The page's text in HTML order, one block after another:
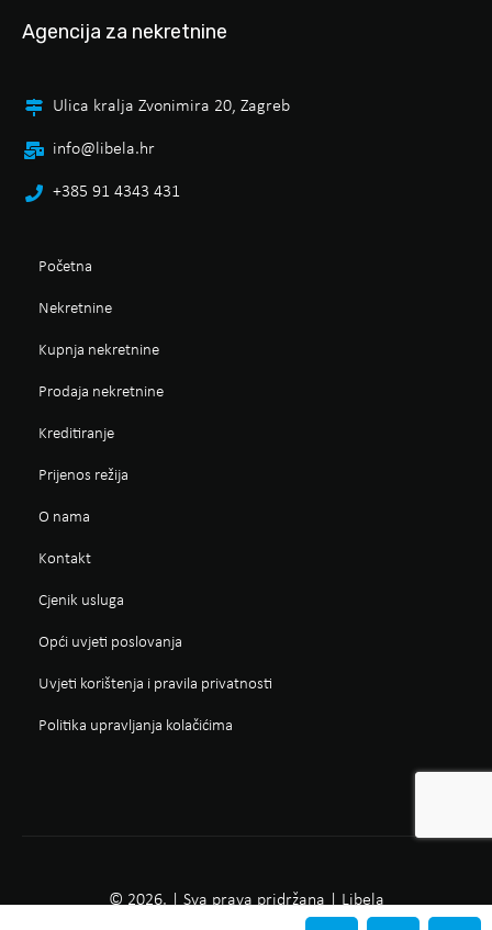
Agencija za nekretnine
Ulica kralja Zvonimira 20, Zagreb
info@libela.hr
+385 91 4343 431
Početna
Nekretnine
Kupnja nekretnine
Prodaja nekretnine
Kreditiranje
Prijenos režija
O nama
Kontakt
Cjenik usluga
Opći uvjeti poslovanja
Uvjeti korištenja i pravila privatnosti
Politika upravljanja kolačićima
© 2026. | Sva prava pridržana | Libela